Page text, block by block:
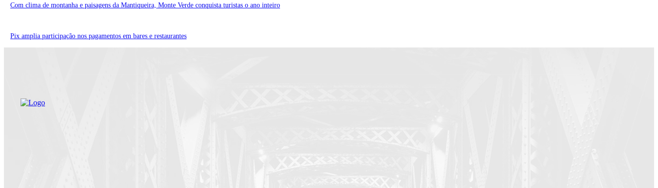
Com clima de montanha e paisagens da Mantiqueira, Monte Verde conquista turistas o ano inteiro
Pix amplia participação nos pagamentos em bares e restaurantes